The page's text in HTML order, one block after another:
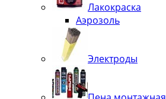
Лакокраска
Аэрозоль
Электроды